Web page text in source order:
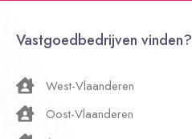
Vastgoedbedrijven vinden?
West-Vlaanderen
Oost-Vlaanderen